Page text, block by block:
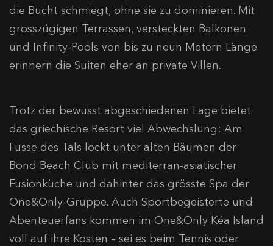
die Bucht schmiegt, ohne sie zu dominieren. Mit
grosszügigen Terrassen, versteckten Balkonen
und Infinity-Pools von bis zu neun Metern Länge
erinnern die Suiten eher an private Villen.
Trotz der bewusst abgeschiedenen Lage bietet
das griechische Resort viel Abwechslung: Am
Fusse des Tals lockt unter alten Bäumen der
Bond Beach Club mit mediterran-asiatischer
Fusionküche und dahinter das grösste Spa der
One&Only-Gruppe. Auch Sportbegeisterte und
Abenteuerfans kommen im One&Only Kéa Island
voll auf ihre Kosten – sei es beim Tennis oder